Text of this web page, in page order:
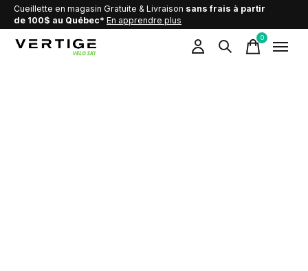
Cueillette en magasin Gratuite & Livraison sans frais à partir
de 100$ au Québec* En apprendre plus
0items